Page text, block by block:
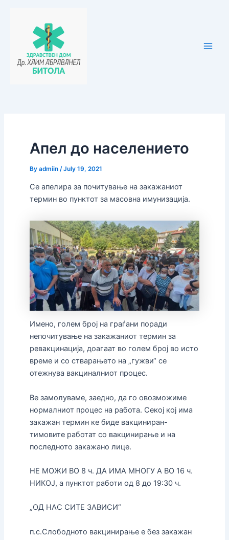
Апел до населението
By admiin /July 19, 2021
Се апелира за почитување на закажаниот
термин во пунктот за масовна имунизација.
Имено, голем број на граѓани поради
непочитување на закажаниот термин за
ревакцинација, доагаат во голем број во исто
време и со стварањето на „гужви“ се
отежнува вакциналниот процес.
Ве замолуваме, заедно, да го овозможиме
нормалниот процес на работа. Секој кој има
закажан термин ке биде вакциниран-
тимовите работат со вакцинирање и на
последното закажано лице.
НЕ МОЖИ ВО 8 ч. ДА ИМА МНОГУ А ВО 16 ч.
НИКОЈ, а пунктот работи од 8 до 19:30 ч.
„ОД НАС СИТЕ ЗАВИСИ“
п.с.Слободното вакцинирање е без закажан